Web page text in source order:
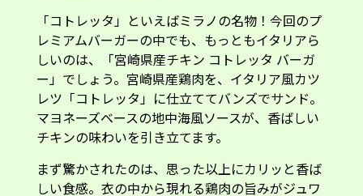
「コトレッタ」といえばミラノの名物！今回のプ
レミアムバーガーの中でも、もっともイタリアら
しいのは、「宮崎県産チキン コトレッタ バーガ
ー」でしょう。宮崎県産鶏肉を、イタリア風カツ
レツ「コトレッタ」に仕立ててバンズでサンド。
マヨネーズベースの地中海風ソースが、香ばしい
チキンの味わいを引き立てます。
まず驚かされたのは、思った以上にカリッと香ば
しい食感。衣の中から現れる鶏肉の旨みがジュワ